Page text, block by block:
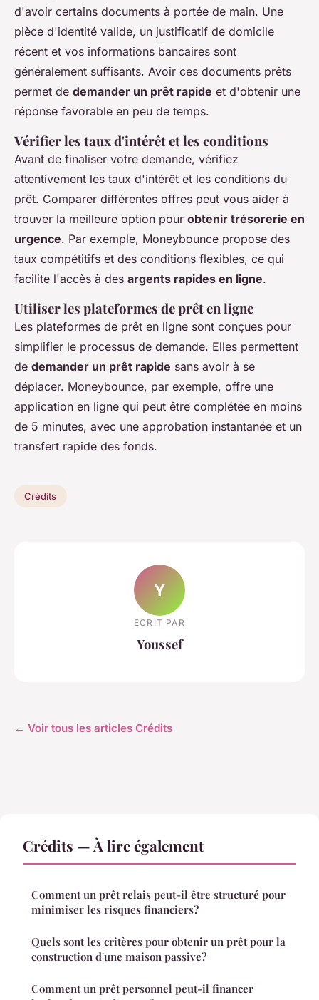
d'avoir certains documents à portée de main. Une
pièce d'identité valide, un justificatif de domicile
récent et vos informations bancaires sont
généralement suffisants. Avoir ces documents prêts
permet de demander un prêt rapide et d'obtenir une
réponse favorable en peu de temps.
Vérifier les taux d'intérêt et les conditions
Avant de finaliser votre demande, vérifiez
attentivement les taux d'intérêt et les conditions du
prêt. Comparer différentes offres peut vous aider à
trouver la meilleure option pour obtenir trésorerie en
urgence. Par exemple, Moneybounce propose des
taux compétitifs et des conditions flexibles, ce qui
facilite l'accès à des argents rapides en ligne.
Utiliser les plateformes de prêt en ligne
Les plateformes de prêt en ligne sont conçues pour
simplifier le processus de demande. Elles permettent
de demander un prêt rapide sans avoir à se
déplacer. Moneybounce, par exemple, offre une
application en ligne qui peut être complétée en moins
de 5 minutes, avec une approbation instantanée et un
transfert rapide des fonds.
Crédits
Y
ECRIT PAR
Youssef
← Voir tous les articles Crédits
Crédits — À lire également
Comment un prêt relais peut-il être structuré pour
minimiser les risques financiers?
Quels sont les critères pour obtenir un prêt pour la
construction d'une maison passive?
Comment un prêt personnel peut-il financer